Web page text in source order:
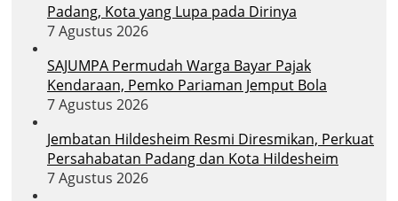
Padang, Kota yang Lupa pada Dirinya
7 Agustus 2026
SAJUMPA Permudah Warga Bayar Pajak
Kendaraan, Pemko Pariaman Jemput Bola
7 Agustus 2026
Jembatan Hildesheim Resmi Diresmikan, Perkuat
Persahabatan Padang dan Kota Hildesheim
7 Agustus 2026